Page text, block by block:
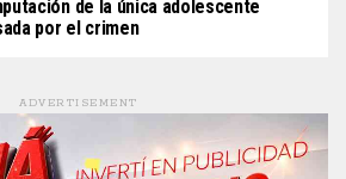
de la única adolescente
por el crimen
ADVERTISEMENT